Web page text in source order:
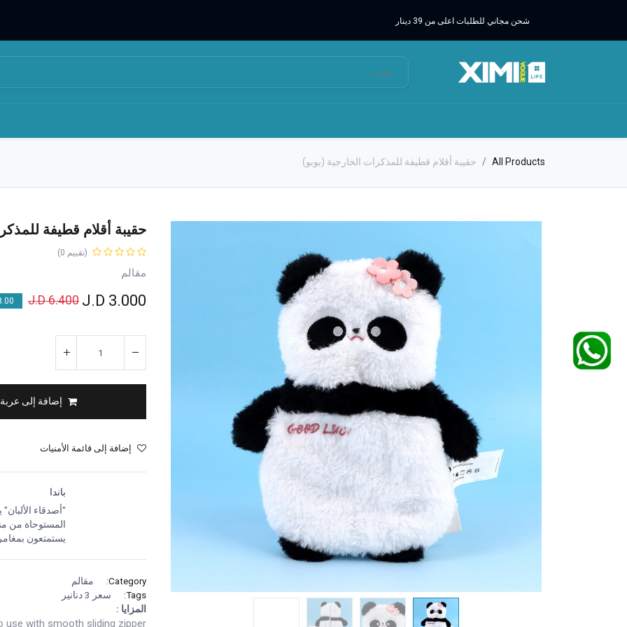
شحن مجاني للطلبات اعلى من 39 دينار
All Products حقيبة أقلام قطيفة للمذكرات الخارجية (بوبو)
حقيبة أقلام قطيفة
(تقييم 0)
مقالم
3.000
6.400
J.D
% OFF
إضافة إلى
إضافة إلى قائمة الأمنيات
باندا
"أصدقاء
المستوحاة من
يستمتعون
Category:
مقالم
Tags:
سعر 3 دنانير
المزايا :
use with smooth sliding zipper.